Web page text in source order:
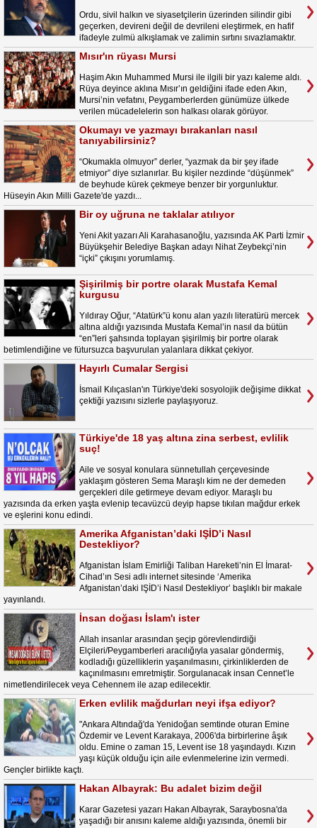
Ordu, sivil halkın ve siyasetçilerin üzerinden silindir gibi
geçerken, devireni değil de devrileni eleştirmek, en hafif
ifadeyle zulmü alkışlamak ve zalimin sırtını sıvazlamaktır.
Mısır'ın rüyası Mursi
Haşim Akın Muhammed Mursi ile ilgili bir yazı kaleme aldı.
Rüya deyince aklına Mısır’ın geldiğini ifade eden Akın,
Mursi’nin vefatını, Peygamberlerden günümüze ülkede
verilen mücadelelerin son halkası olarak görüyor.
Okumayı ve yazmayı bırakanları nasıl
tanıyabilirsiniz?
“Okumakla olmuyor” derler, “yazmak da bir şey ifade
etmiyor” diye sızlanırlar. Bu kişiler nezdinde “düşünmek”
de beyhude kürek çekmeye benzer bir yorgunluktur.
Hüseyin Akın Milli Gazete'de yazdı...
Bir oy uğruna ne taklalar atılıyor
Yeni Akit yazarı Ali Karahasanoğlu, yazısında AK Parti İzmir
Büyükşehir Belediye Başkan adayı Nihat Zeybekçi’nin
“içki” çıkışını yorumlamış.
Şişirilmiş bir portre olarak Mustafa Kemal
kurgusu
Yıldıray Oğur, “Atatürk”ü konu alan yazılı literatürü mercek
altına aldığı yazısında Mustafa Kemal’in nasıl da bütün
“en”leri şahsında toplayan şişirilmiş bir portre olarak
betimlendiğine ve fütursuzca başvurulan yalanlara dikkat çekiyor.
Hayırlı Cumalar Sergisi
İsmail Kılıçaslan'ın Türkiye'deki sosyolojik değişime dikkat
çektiği yazısını sizlerle paylaşıyoruz.
Türkiye'de 18 yaş altına zina serbest, evlilik
suç!
Aile ve sosyal konulara sünnetullah çerçevesinde
yaklaşım gösteren Sema Maraşlı kim ne der demeden
gerçekleri dile getirmeye devam ediyor. Maraşlı bu
yazısında da erken yaşta evlenip tecavüzcü deyip hapse tıkılan mağdur erkek
ve eşlerini konu edindi.
Amerika Afganistan’daki IŞİD’i Nasıl
Destekliyor?
Afganistan İslam Emirliği Taliban Hareketi’nin El İmarat-
Cihad’ın Sesi adlı internet sitesinde ‘Amerika
Afganistan’daki IŞİD’i Nasıl Destekliyor’ başlıklı bir makale
yayınlandı.
İnsan doğası İslam'ı ister
Allah insanlar arasından şeçip görevlendirdiği
Elçileri/Peygamberleri aracılığıyla yasalar göndermiş,
kodladığı güzelliklerin yaşanılmasını, çirkinliklerden de
kaçınılmasını emretmiştir. Sorgulanacak insan Cennet’le
nimetlendirilecek veya Cehennem ile azap edilecektir.
Erken evlilik mağdurları neyi ifşa ediyor?
"Ankara Altındağ'da Yenidoğan semtinde oturan Emine
Özdemir ve Levent Karakaya, 2006'da birbirlerine âşık
oldu. Emine o zaman 15, Levent ise 18 yaşındaydı. Kızın
yaşı küçük olduğu için aile evlenmelerine izin vermedi.
Gençler birlikte kaçtı.
Hakan Albayrak: Bu adalet bizim değil
Karar Gazetesi yazarı Hakan Albayrak, Saraybosna'da
yaşadığı bir anısını kaleme aldığı yazısında, önemli bir